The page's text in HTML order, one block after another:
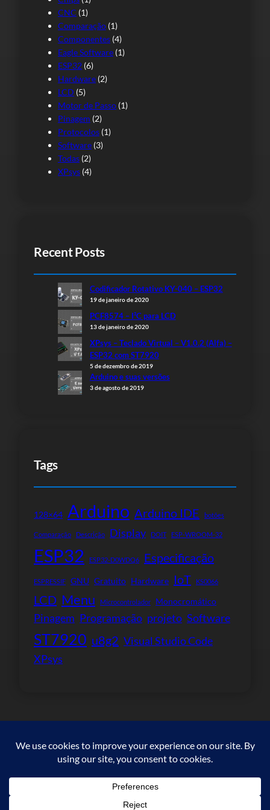
CNC (1)
Comparação (1)
Componentes (4)
Eagle Software (1)
ESP32 (6)
Hardware (2)
LCD (5)
Motor de Passo (1)
Pinagem (2)
Protocolos (1)
Software (3)
Todas (2)
XPsys (4)
Recent Posts
Codificador Rotativo KY-040 – ESP32
19 de janeiro de 2020
PCF8574 – I²C para LCD
13 de janeiro de 2020
XPsys – Teclado Virtual – V1.0.2 (Alfa) –
ESP32 com ST7920
5 de dezembro de 2019
Arduino e suas versões
3 de agosto de 2019
Tags
128×64 Arduino Arduino IDE botões
Comparação Descrição Display DOIT ESP-WROOM-32
ESP32 ESP32-D0WDQ6 Especificação
ESPRESSIF GNU Gratuito Hardware IoT KS0066
LCD Menu Microcontrolador Monocromático
Pinagem Programação projeto Software
ST7920 u8g2 Visual Studio Code
XPsys
Copyright © 2023. All rights reserved.
WordPress #